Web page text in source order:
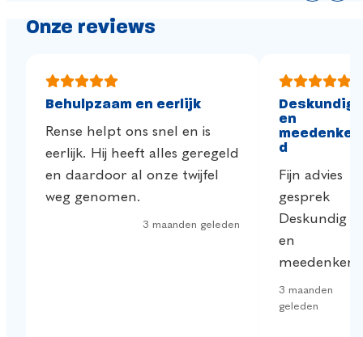
Onze reviews
Behulpzaam en eerlijk
Rense helpt ons snel en is
eerlijk. Hij heeft alles geregeld
en daardoor al onze twijfel
weg genomen.
3 maanden geleden
Deskundig
en
meedenken
d
Fijn advies
gesprek
Deskundig
en
3 maanden
geleden